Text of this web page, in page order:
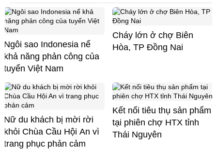
Ngôi sao Indonesia nể
khả năng phản công của
tuyển Việt Nam
Cháy lớn ở chợ Biên
Hòa, TP Đồng Nai
Nữ du khách bị mời rời
khỏi Chùa Cầu Hội An vì
trang phục phản cảm
Kết nối tiêu thụ sản phẩm
tại phiên chợ HTX tỉnh
Thái Nguyên